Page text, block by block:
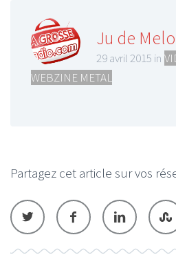
Ju de
29 avril 2015 in
WEBZINE METAL
Partagez cet article sur vos